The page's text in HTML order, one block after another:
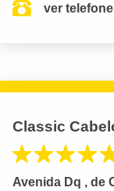
ver telefone
Classic
Avenida Dq , de